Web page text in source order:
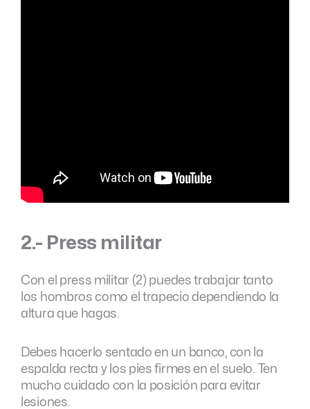
2.- Press militar
Con el press militar (2) puedes trabajar tanto
los hombros como el trapecio dependiendo la
altura que hagas.
Debes hacerlo sentado en un banco, con la
espalda recta y los pies firmes en el suelo. Ten
mucho cuidado con la posición para evitar
lesiones.